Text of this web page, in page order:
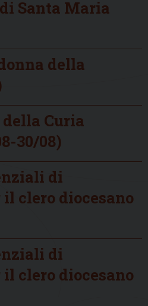
Santa Maria
della
Curia
30/08)
di
clero diocesano
di
clero diocesano